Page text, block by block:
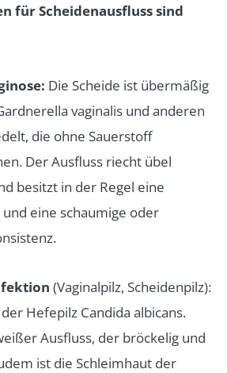
für Scheidenausfluss sind
Die Scheide ist übermäßig
vaginalis und anderen
die ohne Sauerstoff
Der Ausfluss riecht übel
besitzt in der Regel eine
eine schaumige oder
(Vaginalpilz, Scheidenpilz):
Hefepilz Candida albicans.
Ausfluss, der bröckelig und
ist die Schleimhaut der